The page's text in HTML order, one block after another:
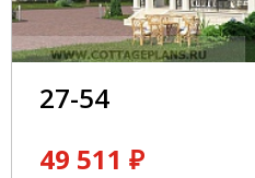
27-54
49 511 ₽